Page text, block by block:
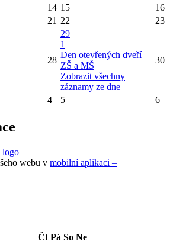
14 15
16
21 22 23
28
29
1
Den otevřených dveří
ZŠ a MŠ
Zobrazit všechny
záznamy ze dne
30
4 5 6
webu v mobilní aplikaci –
Čt Pá So Ne